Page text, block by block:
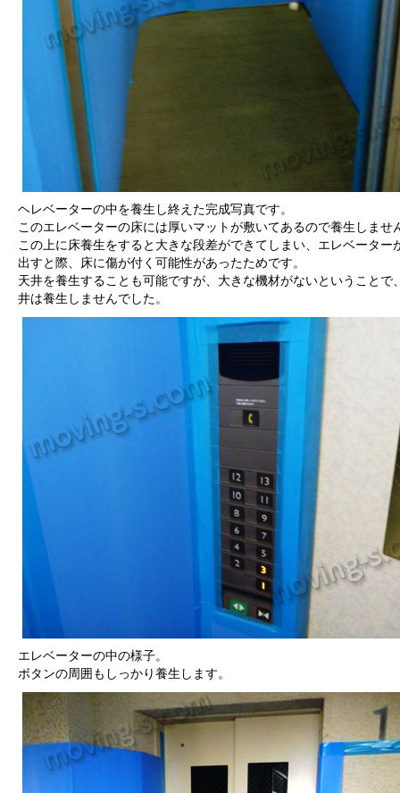
ヘレベーターの中を養生し終えた完成写真です。
このエレベーターの床には厚いマットが敷いてあるので養生しませ
この上に床養生をすると大きな段差ができてしまい、エレベーター
出すと際、床に傷が付く可能性があったためです。
天井を養生することも可能ですが、大きな機材がないということで
井は養生しませんでした。
エレベーターの中の様子。
ボタンの周囲もしっかり養生します。